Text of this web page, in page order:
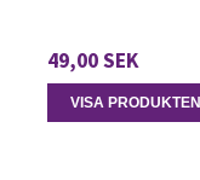
49,00 SEK
VISA PRODUKTEN